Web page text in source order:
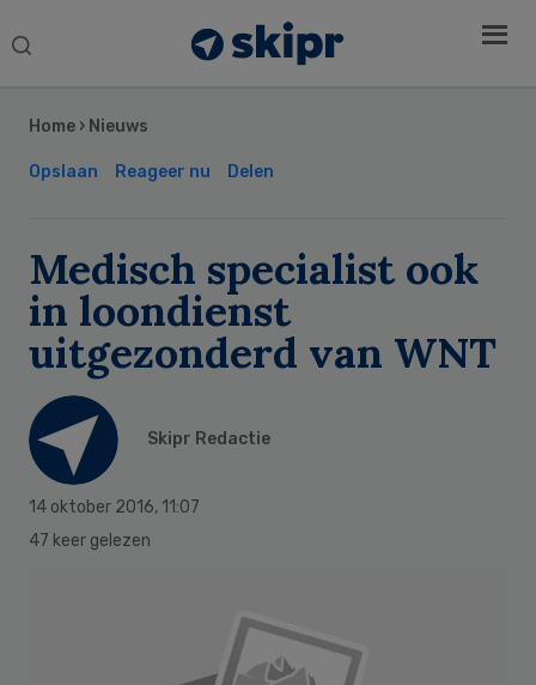
Search
Home › Nieuws
Opslaan Reageer nu Delen
Medisch specialist ook
in loondienst
uitgezonderd van WNT
Skipr Redactie
14 oktober 2016, 11:07
47 keer gelezen
Sidebar